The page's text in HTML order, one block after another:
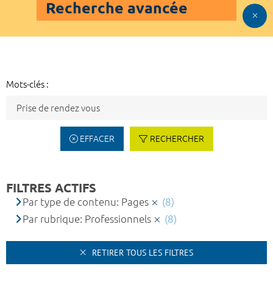
Recherche avancée
Mots-clés :
EFFACER RECHERCHER
FILTRES ACTIFS
Par type de contenu: Pages
(8)
Par rubrique: Professionnels
(8)
RETIRER TOUS LES FILTRES